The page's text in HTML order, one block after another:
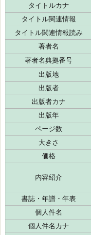
タイトルカナ
タイトル関連情報
タイトル関連情報読み
著者名
著者名典拠番号
出版地
出版者
出版者カナ
出版年
ページ数
大きさ
価格
内容紹介
書誌・年譜・年表
個人件名
個人件名カナ